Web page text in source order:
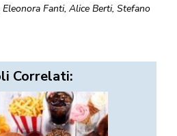
Fanti, Alice Berti, Stefano
Correlati: